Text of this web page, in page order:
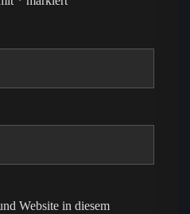
Website in diesem